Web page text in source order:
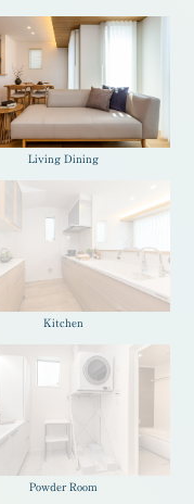
Living Dining
Kitchen
Powder Room